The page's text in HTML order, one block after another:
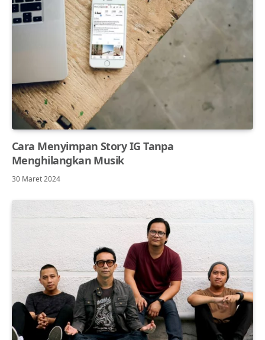
Cara Menyimpan Story IG Tanpa
Menghilangkan Musik
30 Maret 2024